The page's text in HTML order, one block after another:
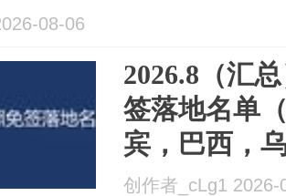
08-06
2026.8（汇
签落地名单
宾，巴西，
创作者_cLg1 2026-